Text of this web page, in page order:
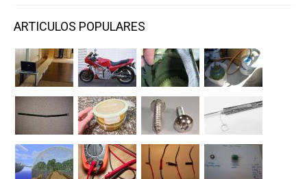
ARTICULOS POPULARES